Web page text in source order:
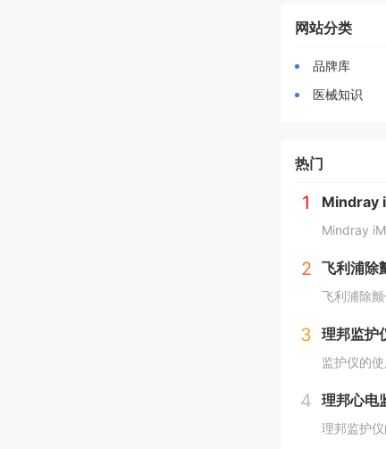
网站分类
品牌库
医械知识
热门
1 Mindray
2 飞利浦除
3 理邦监护
4 理邦心电